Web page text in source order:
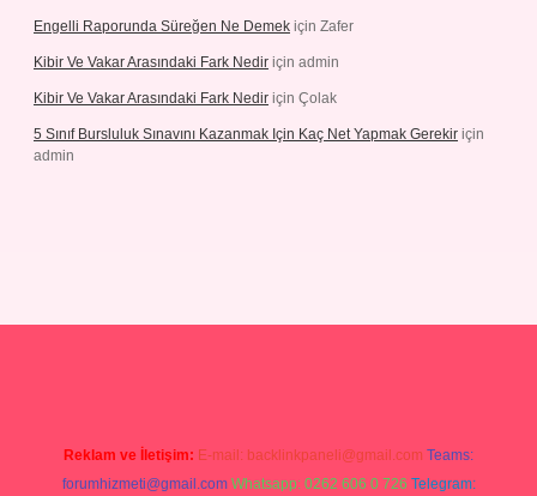
Engelli Raporunda Süreğen Ne Demek için Zafer
Kibir Ve Vakar Arasındaki Fark Nedir için admin
Kibir Ve Vakar Arasındaki Fark Nedir için Çolak
5 Sınıf Bursluluk Sınavını Kazanmak Için Kaç Net Yapmak Gerekir için
admin
Reklam ve İletişim: E-mail: backlinkpaneli@gmail.com Teams:
forumhizmeti@gmail.com Whatsapp: 0262 606 0 726 Telegram: